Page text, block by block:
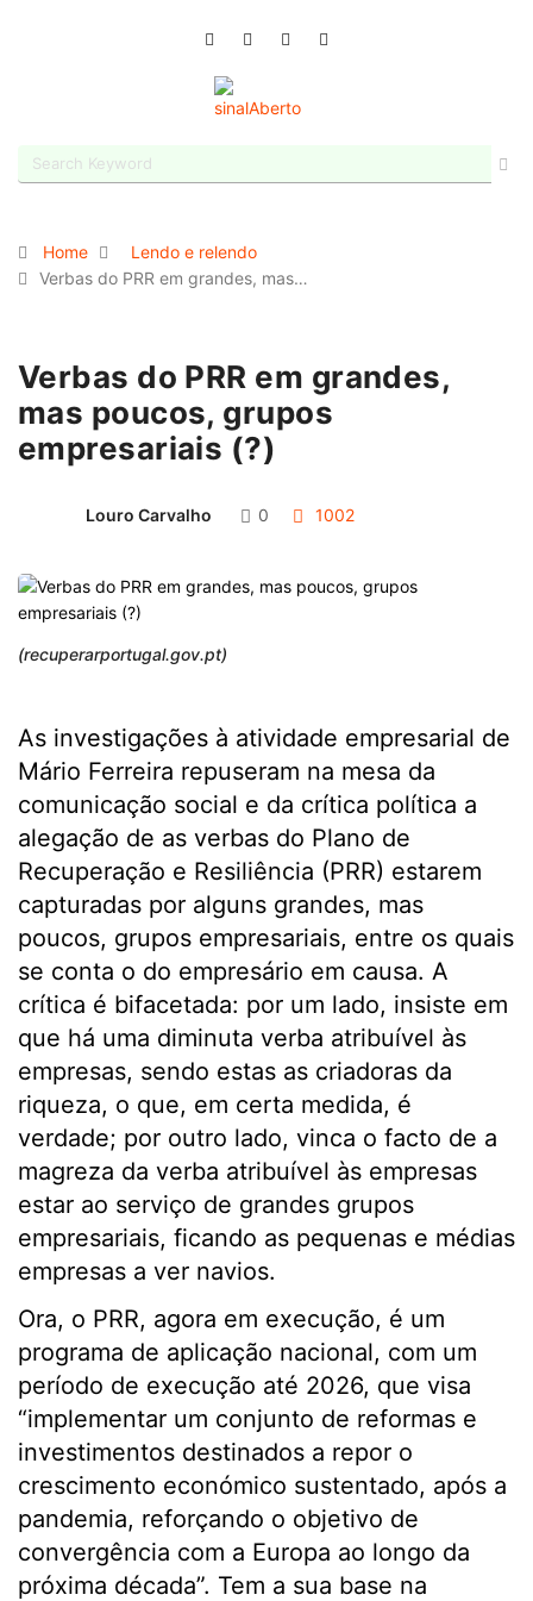
Home
Lendo e relendo
Verbas do PRR em grandes, mas…
Verbas do PRR em grandes,
mas poucos, grupos
empresariais (?)
Louro Carvalho 0 1002
(recuperarportugal.gov.pt)
As investigações à atividade empresarial de
Mário Ferreira repuseram na mesa da
comunicação social e da crítica política a
alegação de as verbas do Plano de
Recuperação e Resiliência (PRR) estarem
capturadas por alguns grandes, mas
poucos, grupos empresariais, entre os quais
se conta o do empresário em causa. A
crítica é bifacetada: por um lado, insiste em
que há uma diminuta verba atribuível às
empresas, sendo estas as criadoras da
riqueza, o que, em certa medida, é
verdade; por outro lado, vinca o facto de a
magreza da verba atribuível às empresas
estar ao serviço de grandes grupos
empresariais, ficando as pequenas e médias
empresas a ver navios.
Ora, o PRR, agora em execução, é um
programa de aplicação nacional, com um
período de execução até 2026, que visa
“implementar um conjunto de reformas e
investimentos destinados a repor o
crescimento económico sustentado, após a
pandemia, reforçando o objetivo de
convergência com a Europa ao longo da
próxima década”. Tem a sua base na